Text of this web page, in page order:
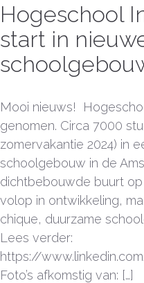
Hogeschool
start in
Mooi nieuws!
genomen. Circa 7000
zomervakantie 2024) in
schoolgebouw in de
dichtbebouwde buurt
volop in ontwikkeling,
chique, duurzame
Lees verder:
https://
Foto’s afkomstig van: […]